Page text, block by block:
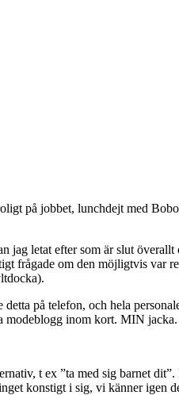
på jobbet, lunchdejt med
letat efter som är slut
frågade om den möjligtvis var
på telefon, och hela
inom kort. MIN
t ex ”ta med sig barnet
konstigt i sig, vi känner igen